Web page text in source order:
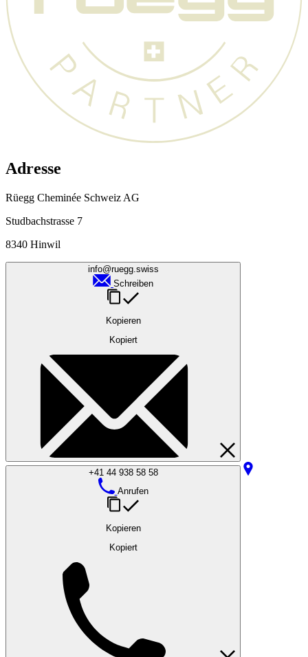
Adresse
Rüegg Cheminée Schweiz AG
Studbachstrasse 7
8340 Hinwil
info@ruegg.swiss
Schreiben
Kopieren
Kopiert
+41 44 938 58 58
Anrufen
Kopieren
Kopiert